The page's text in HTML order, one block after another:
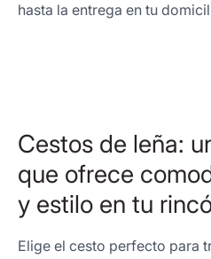
hasta la entrega en tu
Cestos de leña:
que ofrece
y estilo en tu
Elige el cesto perfecto para